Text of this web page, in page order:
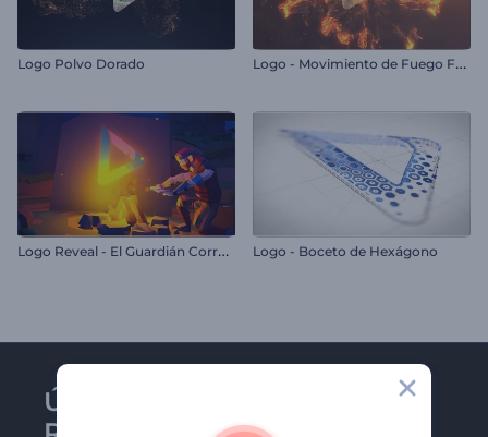
Logo Polvo Dorado L
ogo - Movimiento de Fuego Feroz
L
ogo Reveal - El Guardián Corredor Logo - Boceto de Hexágono
Únase al boletín de